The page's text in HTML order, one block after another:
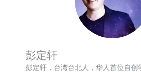
彭定轩
彭定轩，台湾台北人，华人首位自创